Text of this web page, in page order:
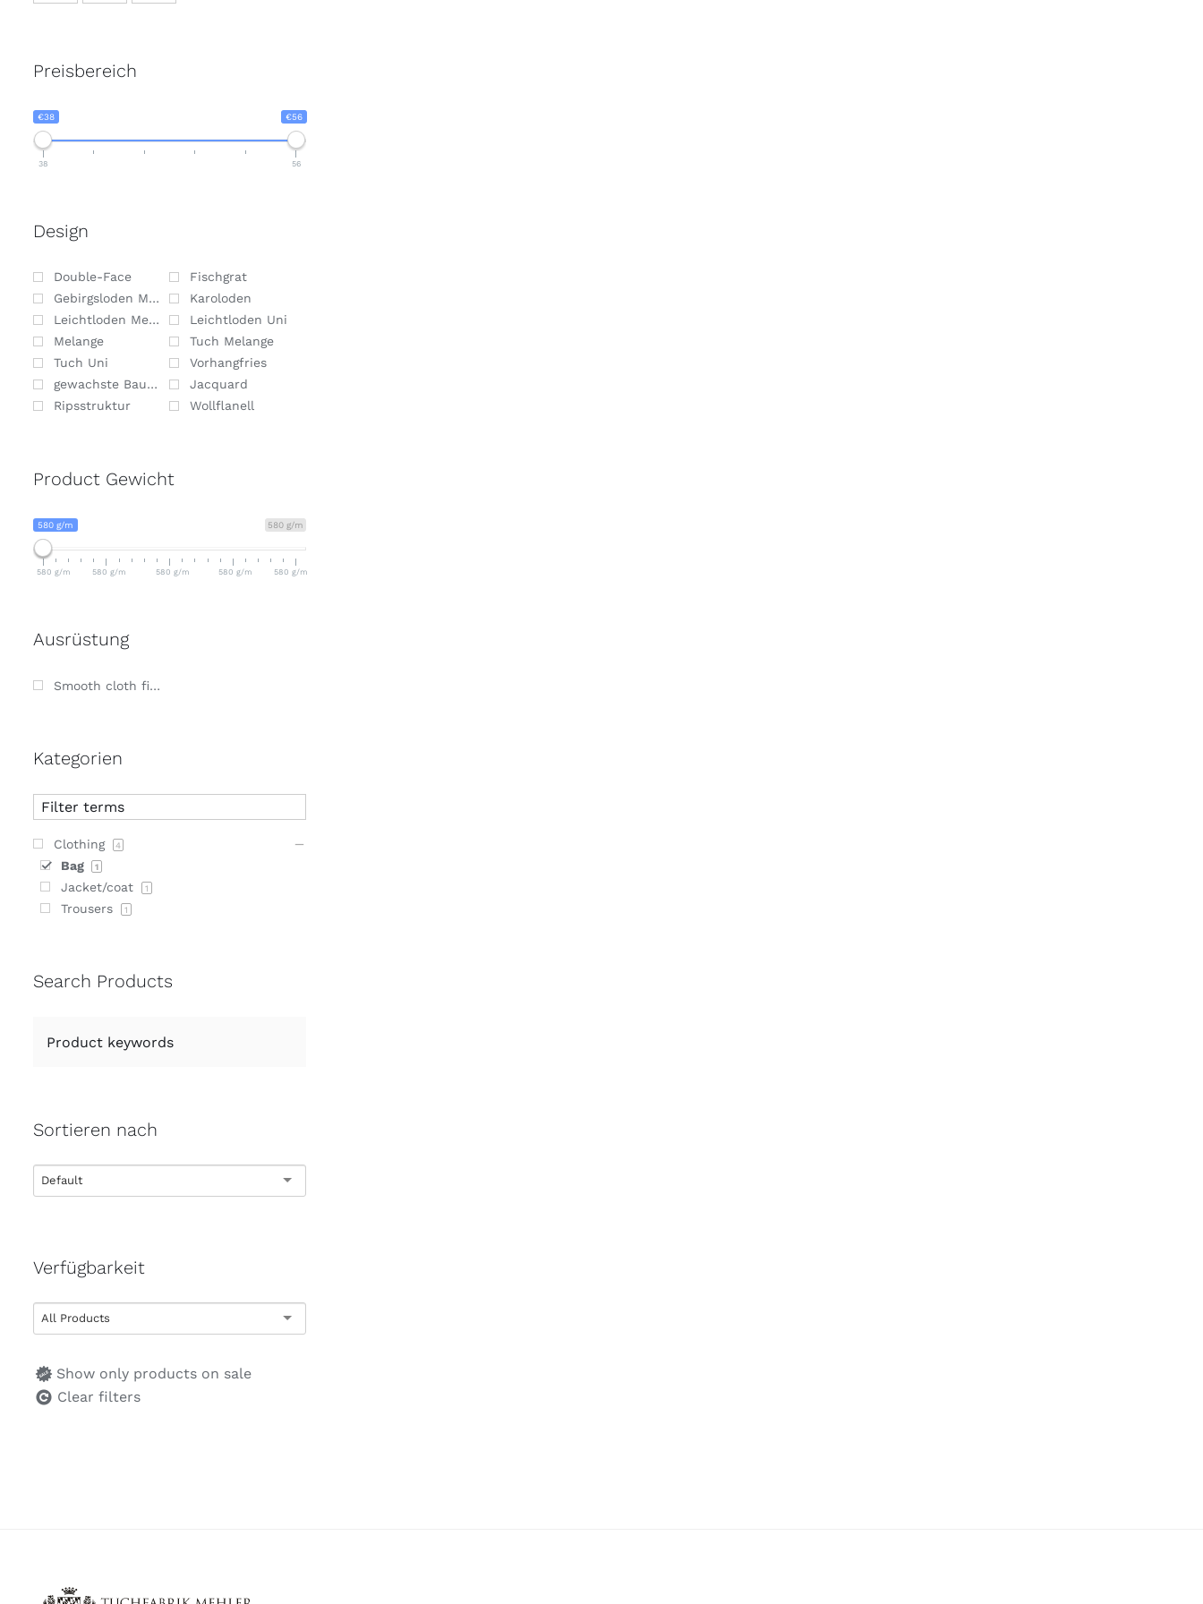
Preisbereich
€38 €56
38 56
Design
Double-Face
Fischgrat
Gebirgsloden Melange
Karoloden
Leichtloden Melange
Leichtloden Uni
Melange
Tuch Melange
Tuch Uni
Vorhangfries
gewachste Baumwolle
Jacquard
Ripsstruktur
Wollflanell
Product Gewicht
580 g/m
580 g/m
580 g/m 580 g/m 580 g/m 580 g/m 580 g/m
Ausrüstung
Smooth cloth finish
Kategorien
Clothing 4
Bag 1
Jacket/coat 1
Trousers 1
Search Products
Sortieren nach
Default
Verfügbarkeit
All Products
Show only products on sale
Clear filters